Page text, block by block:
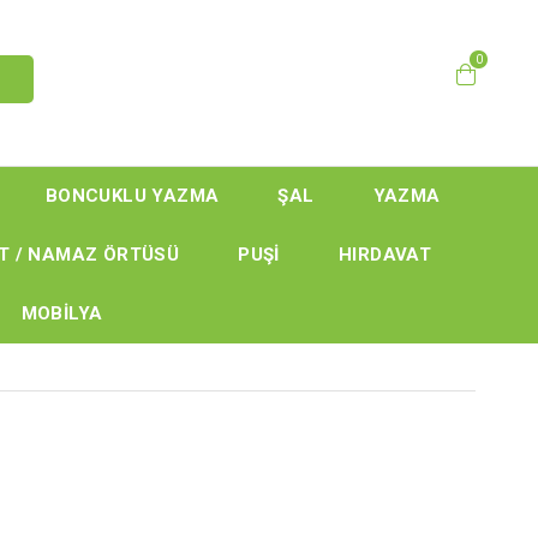
0
BONCUKLU YAZMA ŞAL YAZMA
/ NAMAZ ÖRTÜSÜ PUŞİ HIRDAVAT
MOBİLYA